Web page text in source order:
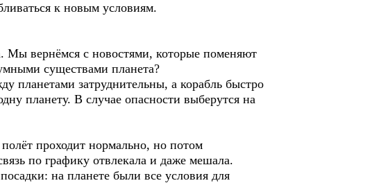
к новым условиям.
Мы вернёмся с новостями, которые поменяют
существами планета?
планетами затруднительны, а корабль быстро
планету. В случае опасности выберутся на
проходит нормально, но потом
по графику отвлекала и даже мешала.
на планете были все условия для